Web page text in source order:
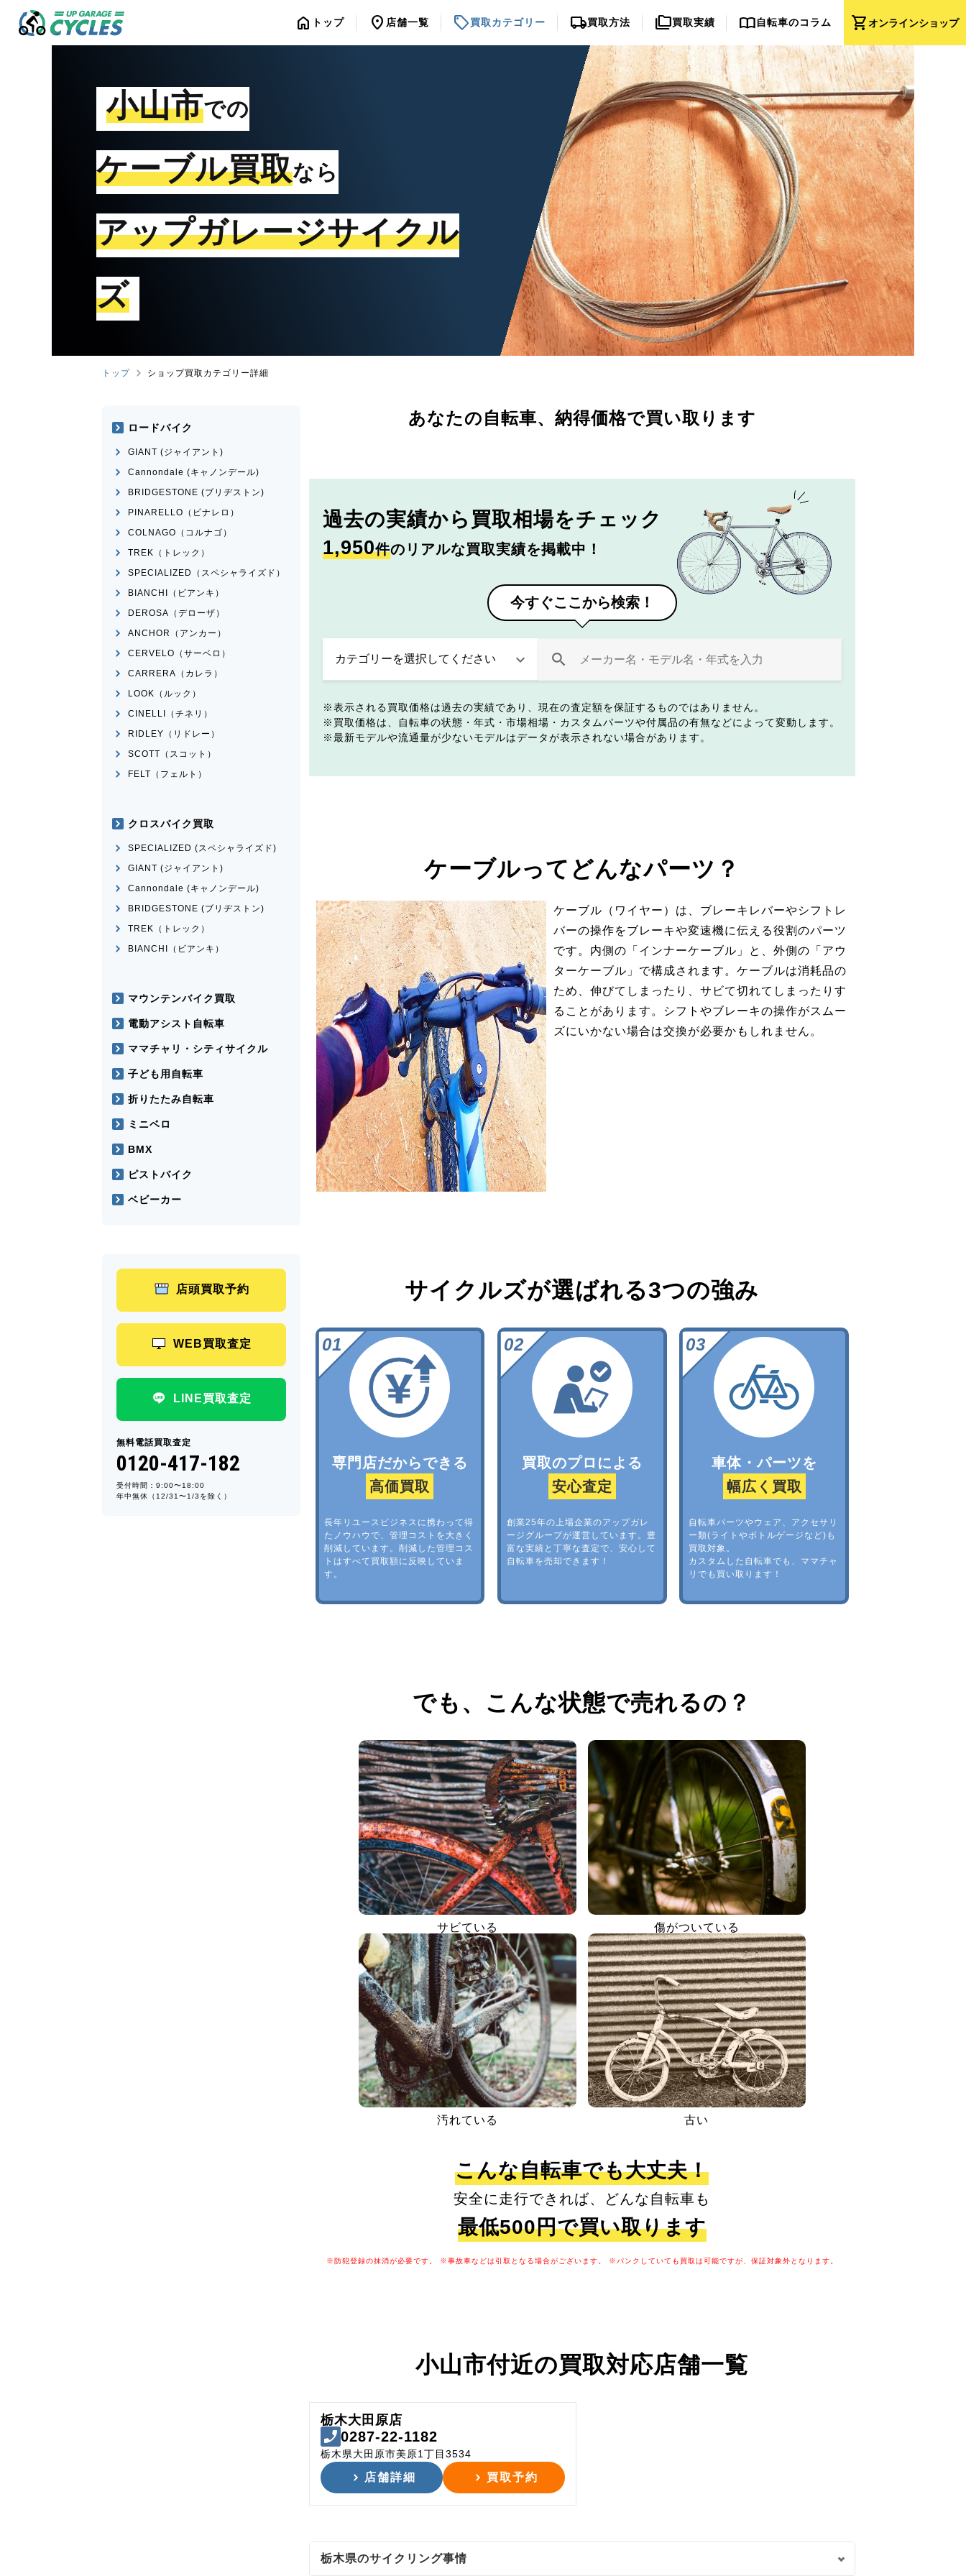
shopping_cartオンラインショップ
home トップ location_on 店舗一覧 sell買取カテゴリー local_shipping買取方法 folder_copy買取実績 import_contacts自転車のコラム
小山市での
ケーブル買取なら
アップガレージサイクル
ズ
トップ ショップ買取カテゴリー詳細
あなたの自転車、 納得価格で買い取ります
過去の実績から 買取相場をチェック
1,950件のリアルな買取実績を掲載中！
今すぐここから検索！
表示される買取価格は過去の実績であり、現在の査定額を保証するものではありません。
買取価格は、自転車の状態・年式・市場相場・カスタムパーツや付属品の有無などによって変動します。
最新モデルや流通量が少ないモデルはデータが表示されない場合があります。
ケーブルってどんなパーツ？
ケーブル（ワイヤー）は、ブレーキレバーやシフトレ
バーの操作をブレーキや変速機に伝える役割のパーツ
です。内側の「インナーケーブル」と、外側の「アウ
ターケーブル」で構成されます。ケーブルは消耗品の
ため、伸びてしまったり、サビて切れてしまったりす
ることがあります。シフトやブレーキの操作がスムー
ズにいかない場合は交換が必要かもしれません。
サイクルズが選ばれる3つの強み
専門店だからできる
高価買取
長年リユースビジネスに携わって得
たノウハウで、管理コストを大きく
削減しています。削減した管理コス
トはすべて買取額に反映していま
す。
買取のプロによる
安心査定
創業25年の上場企業のアップガレ
ージグループが運営しています。豊
富な実績と丁寧な査定で、安心して
自転車を売却できます！
車体・パーツを
幅広く買取
自転車パーツやウェア、アクセサリ
ー類(ライトやボトルゲージなど)も
買取対象。
カスタムした自転車でも、ママチャ
リでも買い取ります！
でも、 こんな状態で売れるの？
サビている 傷がついている
汚れている 古い
こんな自転車でも大丈夫！
安全に走行できれば、どんな自転車も
最低500円で買い取ります
※防犯登録の抹消が必要です。 ※事故車などは引取となる場合がございます。 ※パンクしていても買取は可能ですが、保証対象外となります。
小山市付近の買取対応店舗一覧
栃木大田原店
0287-22-1182
栃木県大田原市美原1丁目3534
店舗詳細 買取予約
栃木県のサイクリング事情
ロードバイク
GIANT (ジャイアント)
Cannondale (キャノンデール)
BRIDGESTONE (ブリヂストン)
PINARELLO（ピナレロ）
COLNAGO（コルナゴ）
TREK（トレック）
SPECIALIZED（スペシャライズド）
BIANCHI（ビアンキ）
DEROSA（デローザ）
ANCHOR（アンカー）
CERVELO（サーベロ）
CARRERA（カレラ）
LOOK（ルック）
CINELLI（チネリ）
RIDLEY（リドレー）
SCOTT（スコット）
FELT（フェルト）
クロスバイク買取
SPECIALIZED (スペシャライズド)
GIANT (ジャイアント)
Cannondale (キャノンデール)
BRIDGESTONE (ブリヂストン)
TREK（トレック）
BIANCHI（ビアンキ）
マウンテンバイク買取
電動アシスト自転車
ママチャリ・シティサイクル
子ども用自転車
折りたたみ自転車
ミニベロ
BMX
ピストバイク
ベビーカー
店頭買取予約
WEB買取査定
LINE買取査定
無料電話買取査定
0120-417-182
受付時間：9:00〜18:00
年中無休（12/31〜1/3を除く）